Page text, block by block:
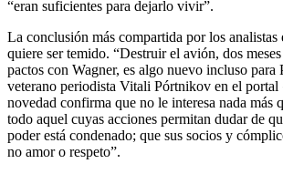
“eran suficientes para dejarlo vivir”.
La conclusión más compartida por los
quiere ser temido. “Destruir el avión, dos
pactos con Wagner, es algo nuevo incluso para
veterano periodista Vitali Pórtnikov en el portal
novedad confirma que no le interesa nada más
todo aquel cuyas acciones permitan dudar de
poder está condenado; que sus socios y
no amor o respeto”.